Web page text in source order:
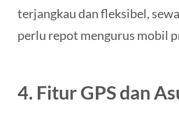
terjangkau dan fleksibel,
perlu repot mengurus mobil
4. Fitur GPS dan